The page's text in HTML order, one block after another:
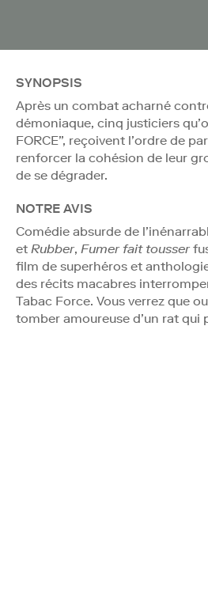
SYNOPSIS
Après un combat acharné
démoniaque, cinq justiciers
FORCE”, reçoivent l’ordre de
renforcer la cohésion de leur
de se dégrader.
NOTRE AVIS
Comédie absurde de
et Rubber, Fumer fait tousser
film de superhéros et
des récits macabres
Tabac Force. Vous verrez que
tomber amoureuse d’un rat qui